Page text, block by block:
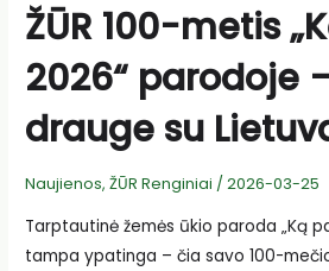
ŽŪR 100-metis
2026“ parodoje
drauge su
Naujienos,ŽŪR Renginiai /2026-03-25
Tarptautinė žemės ūkio paroda „Ką
tampa ypatinga – čia savo 100-